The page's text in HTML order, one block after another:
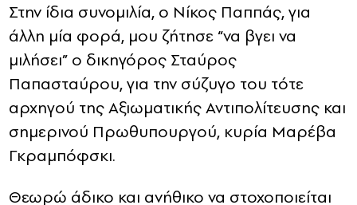
Στην ίδια συνομιλία, ο Νίκος Παππάς, για
άλλη μία φορά, μου ζήτησε “να βγει να
μιλήσει” ο δικηγόρος Σταύρος
Παπασταύρου, για την σύζυγο του τότε
αρχηγού της Αξιωματικής Αντιπολίτευσης και
σημερινού Πρωθυπουργού, κυρία Μαρέβα
Γκραμπόφσκι.
Θεωρώ άδικο και ανήθικο να στοχοποιείται